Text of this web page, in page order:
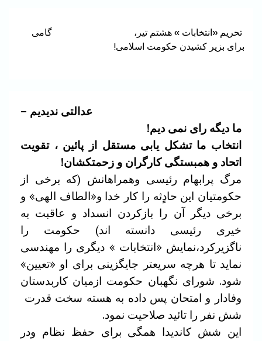
تحریم «انتخابات » هشتم تیر، گامی
برای بزیر کشیدن حکومت اسلامی!
عدالتی ندیدیم –
ما دیگه رای نمی دیم!
انتخاب ما تشکل یابی مستقل از پائین ، تقویت
اتحاد و همبستگی کارگران و زحمتکشان!
مرگ پرابهام رئیسی وهمراهانش (که برخی از
حکومتیان این حادٍثه را کار خدا و«الطاف الهی» و
برخی دیگر آن را بازکردن انسداد و عاقبت به
خیری رئیسی دانسته اند) حکومت را
ناگزیرکرد،نمایش «انتخابات » دیگری را مهندسی
نماید تا هرچه سریعتر جایگزینی برای او «تعیین»
شود. شورای نگهبان حکومت ازمیان کاربدستان
وفادار و امتحان پس داده به هسته سخت قدرت
شش نفر را تائید صلاحیت نمود.
این شش کاندیدا همگی برای حفظ نظام ودر